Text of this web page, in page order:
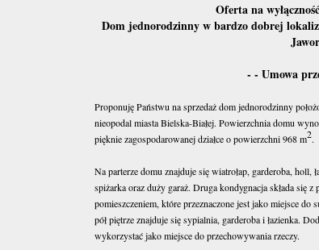
Oferta na
Dom jednorodzinny w bardzo dobrej
- - Umowa
Proponuję Państwu na sprzedaż dom jednorodzinny
nieopodal miasta Bielska-Białej. Powierzchnia domu
pięknie zagospodarowanej działce o powierzchni 968 m2.
Na parterze domu znajduje się wiatrołap, garderoba, holl,
spiżarka oraz duży garaż. Druga kondygnacja składa się
pomieszczeniem, które przeznaczone jest jako miejsce
pół piętrze znajduje się sypialnia, garderoba i łazienka.
wykorzystać jako miejsce do przechowywania rzeczy.